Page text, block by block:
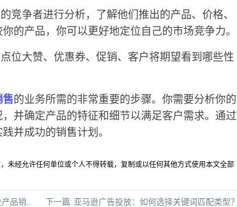
竞争者进行分析，了解他们推出的产品、价格、
的产品，你可以更好地定位自己的市场竞争力。
位大赞、优惠券、促销、客户将期望看到哪些性
售的业务所需的非常重要的步骤。你需要分析你的
并确定产品的特征和细节以满足客户需求。通过
并成功的销售计划。
未经允许任何单位或个人不得转载，复制或以任何其他方式使用本文全部
效率？ 下一篇: 亚马逊广告投放：如何选择关键词匹配类型？